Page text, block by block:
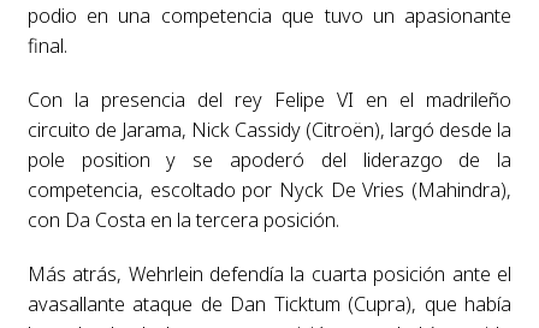
podio en una competencia que tuvo un apasionante
final.
Con la presencia del rey Felipe VI en el madrileño
circuito de Jarama, Nick Cassidy (Citroën), largó desde la
pole position y se apoderó del liderazgo de la
competencia, escoltado por Nyck De Vries (Mahindra),
con Da Costa en la tercera posición.
Más atrás, Wehrlein defendía la cuarta posición ante el
avasallante ataque de Dan Ticktum (Cupra), que había